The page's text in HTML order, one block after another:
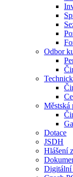
Odbor
Městská
Dotace
JSDH
Hlášení
Digitální